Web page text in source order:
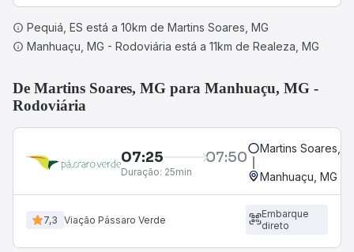
Pequiá, ES está a 10km de Martins Soares, MG
Manhuaçu, MG - Rodoviária está a 11km de Realeza, MG
De Martins Soares, MG para Manhuaçu, MG -
Rodoviária
07:25 07:50
Duração: 25min
Martins Soares,
Manhuaçu, MG -
7,3 Viação Pássaro Verde
Embarque
direto